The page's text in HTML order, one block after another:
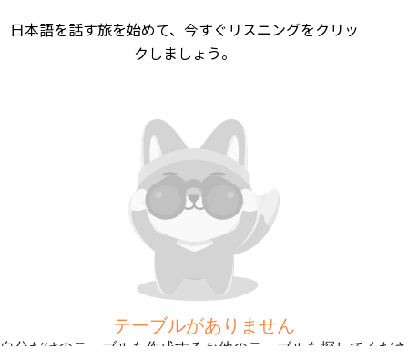
日本語を話す旅を始めて、今すぐリスニングをクリッ
クしましょう。
テーブルがありません
自分だけのテーブルを作成するか他のテーブルを探してくださ